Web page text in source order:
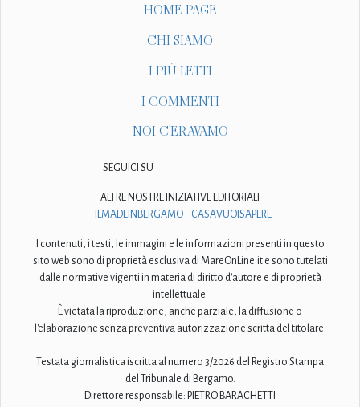
HOME PAGE
CHI SIAMO
I PIÙ LETTI
I COMMENTI
NOI C'ERAVAMO
SEGUICI SU
ALTRE NOSTRE INIZIATIVE EDITORIALI
ILMADEINBERGAMO
CASAVUOISAPERE
I contenuti, i testi, le immagini e le informazioni presenti in questo
sito web sono di proprietà esclusiva di MareOnLine.it e sono tutelati
dalle normative vigenti in materia di diritto d'autore e di proprietà
intellettuale.
È vietata la riproduzione, anche parziale, la diffusione o
l'elaborazione senza preventiva autorizzazione scritta del titolare.
Testata giornalistica iscritta al numero 3/2026 del Registro Stampa
del Tribunale di Bergamo.
Direttore responsabile: PIETRO BARACHETTI